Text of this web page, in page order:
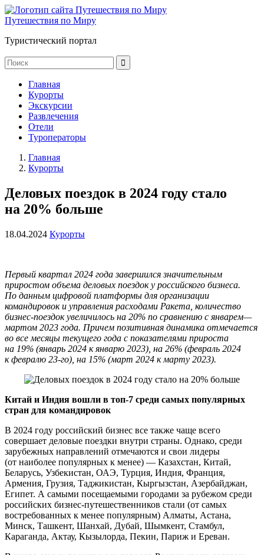
Путешествия по Миру
Туристический портал
Главная
Курорты
Экскурсии
Развлечения
Отели
Туроператоры
Главная
Курорты
Деловых поездок в 2024 году стало
на 20% больше
18.04.2024 Курорты
Первый квартал 2024 года завершился значительным
приростом объема деловых поездок у российского бизнеса.
По данным цифровой платформы для организации
командировок и управления расходами Ракета, количество
бизнес-поездок увеличилось на 20% по сравнению с январем—
мартом 2023 года. Причем позитивная динамика отмечается
во все месяцы текущего года с показателями прироста
на 19% (январь 2024 к январю 2023), на 26% (февраль 2024
к февралю 23-го), на 15% (март 2024 к марту 2023).
Китай и Индия вошли в топ-7 среди самых популярных
стран для командировок
В 2024 году российский бизнес все также чаще всего
совершает деловые поездки внутри страны. Однако, среди
зарубежных направлений отмечаются и свои лидеры
(от наиболее популярных к менее) — Казахстан, Китай,
Беларусь, Узбекистан, ОАЭ, Турция, Индия, Франция,
Армения, Грузия, Таджикистан, Кыргызстан, Азербайджан,
Египет. А самыми посещаемыми городами за рубежом среди
российских бизнес-путешественников стали (от самых
востребованных к менее популярным) Алматы, Астана,
Минск, Ташкент, Шанхай, Дубай, Шымкент, Стамбул,
Караганда, Актау, Кызылорда, Пекин, Париж и Ереван.